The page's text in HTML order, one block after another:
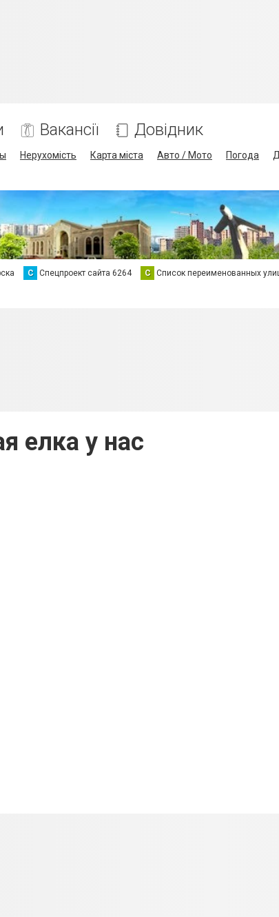
Вакансії Довідник
Нерухомість Карта міста Авто / Мото Погода
С Спецпроект сайта 6264 С Список переименованных
елка у нас